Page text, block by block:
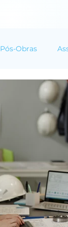
Pós-Obras
Digital